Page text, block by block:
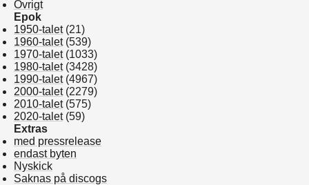
Övrigt
Epok
1950-talet(21)
1960-talet(539)
1970-talet(1033)
1980-talet(3428)
1990-talet(4967)
2000-talet(2279)
2010-talet(575)
2020-talet(59)
Extras
med pressrelease
endast byten
Nyskick
Saknas på discogs